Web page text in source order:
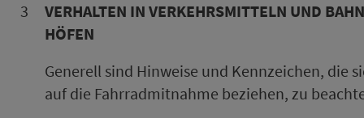
3
VER­HAL­TEN IN VER­KEHRS­MIT­TELN UND
HÖ­FEN
Generell sind Hinweise und Kennzeichen, die
auf die Fahr­rad­mit­nah­me beziehen, zu